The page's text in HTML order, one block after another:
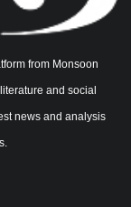
from Monsoon
and social
news and analysis